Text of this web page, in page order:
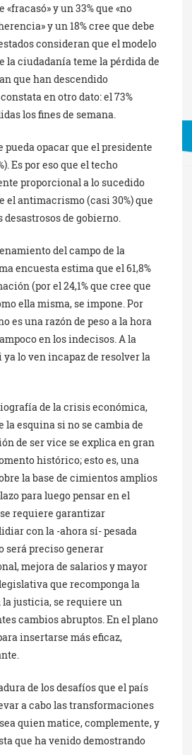
y un 33% que «no
y un 18% cree que debe
consideran que el modelo
la ciudadanía teme la pérdida de
que han descendido
en otro dato: el 73%
los fines de semana.
pueda opacar que el presidente
Es por eso que el techo
proporcional a lo sucedido
el antimacrismo (casi 30%) que
de gobierno.
del campo de la
encuesta estima que el 61,8%
(por el 24,1% que cree que
ella misma, se impone. Por
es una razón de peso a la hora
en los indecisos. A la
ya lo ven incapaz de resolver la
de la crisis económica,
esquina si no se cambia de
de ser vice se explica en gran
histórico; esto es, una
la base de cimientos amplios
para luego pensar en el
requiere garantizar
con la -ahora sí- pesada
será preciso generar
mejora de salarios y mayor
que recomponga la
justicia, se requiere un
cambios abruptos. En el plano
insertarse más eficaz,
de los desafíos que el país
a cabo las transformaciones
quien matice, complemente, y
que ha venido demostrando